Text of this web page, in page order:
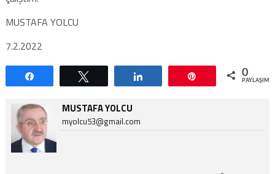
MUSTAFA YOLCU
7.2.2022
0
MUSTAFA YOLCU
myolcu53@gmail.com